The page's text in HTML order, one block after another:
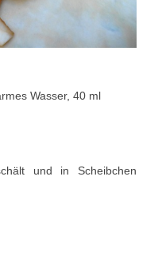
Wasser, 40 ml
und in Scheibchen